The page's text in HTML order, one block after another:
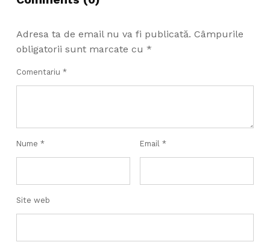
Adresa ta de email nu va fi publicată. Câmpurile
obligatorii sunt marcate cu *
Comentariu *
Nume * Email *
Site web